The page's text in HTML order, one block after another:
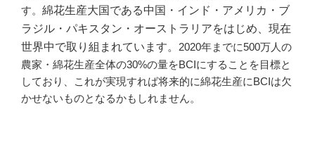
す。 綿花生産大国である中国・インド・アメリカ・ブ
ラジル・パキスタン・オーストラリアをはじめ、 現在
世界中で取り組まれています。 2020年までに500万人の
農家・綿花生産全体の30%の量をBCIにすることを目標と
しており、これが実現すれば将来的に綿花生産にBCIは欠
かせないものとなるかもしれません。